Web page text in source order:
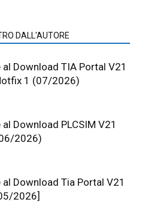
DALL'AUTORE
al Download TIA Portal V21
1 (07/2026)
Download PLCSIM V21
2026)
al Download Tia Portal V21
2026]